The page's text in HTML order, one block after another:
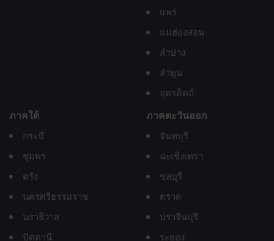
แพร่
แม่ฮ่องสอน
ลำปาง
ลำพูน
อุตรดิตถ์
ภาคใต้
กระบี่
ชุมพร
ตรัง
นครศรีธรรมราช
นราธิวาส
ปัตตานี
ภาคตะวันออก
จันทบุรี
ฉะเชิงเทรา
ชลบุรี
ตราด
ปราจีนบุรี
ระยอง